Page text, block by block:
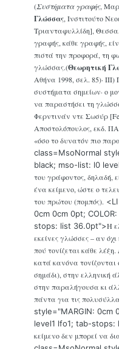
(Συστήματα γραφής,
Γλώσσας, Ινστιτούτο
Τριανταφυλλίδη],
γραφής, κάθε γραφής,
πιστά την προφορά, τη
γλώσσας.(Θεωρητική
Αθήνα 1998, σελ. 85)·
συστήματα σημείων· ο
να παραστήσει τη
Φερντινάν ντε Σωσύρ
Αποστολόπουλος, εκδ.
«όσο το δυνατόν πιο
class=MsoNormal
black; mso-list: l0
του γράφοντος, δηλαδή,
ένα κείμενο, ώστε ο
του πρώτου (πομπός).
0cm 0cm 0pt;
stops: list 36.0pt">Η
εκείνες γλώσσες – αν
πού τονίζεται κάθε
κατά κανόνα τονίζονται
σημάδι), στην ελληνική
στην παραλήγουσα κι
πάντα για τις
style="MARGIN: 0cm
level1 lfo1; tab-stops:
κείμενο δεν μπορεί να